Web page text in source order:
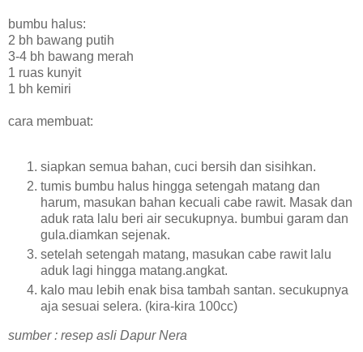
bumbu halus:
2 bh bawang putih
3-4 bh bawang merah
1 ruas kunyit
1 bh kemiri
cara membuat:
siapkan semua bahan, cuci bersih dan sisihkan.
tumis bumbu halus hingga setengah matang dan
harum, masukan bahan kecuali cabe rawit. Masak dan
aduk rata lalu beri air secukupnya. bumbui garam dan
gula.diamkan sejenak.
setelah setengah matang, masukan cabe rawit lalu
aduk lagi hingga matang.angkat.
kalo mau lebih enak bisa tambah santan. secukupnya
aja sesuai selera. (kira-kira 100cc)
sumber : resep asli Dapur Nera